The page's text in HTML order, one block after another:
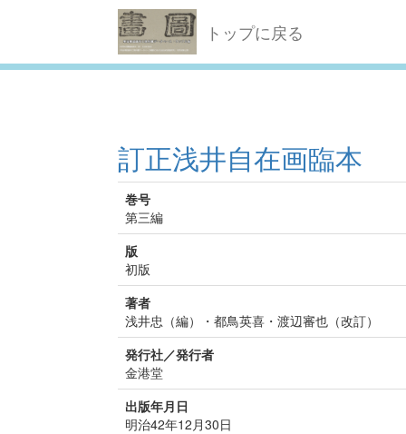
トップに戻る
訂正浅井自在画臨本
巻号
第三編
版
初版
著者
浅井忠（編）・都鳥英喜・渡辺審也（改訂）
発行社／発行者
金港堂
出版年月日
明治42年12月30日